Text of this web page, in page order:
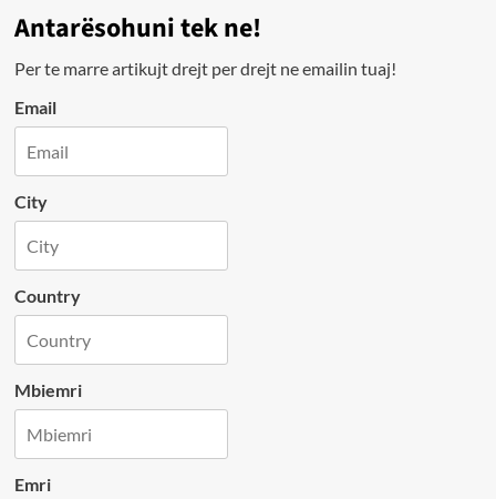
Antarësohuni tek ne!
Per te marre artikujt drejt per drejt ne emailin tuaj!
Email
City
Country
Mbiemri
Emri